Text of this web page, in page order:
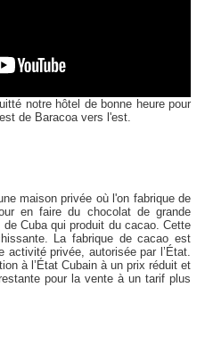
notre hôtel de bonne heure pour
de Baracoa vers l'est.
maison privée où l'on fabrique de
en faire du chocolat de grande
Cuba qui produit du cacao. Cette
La fabrique de cacao est
activité privée, autorisée par l’État.
à l’État Cubain à un prix réduit et
pour la vente à un tarif plus